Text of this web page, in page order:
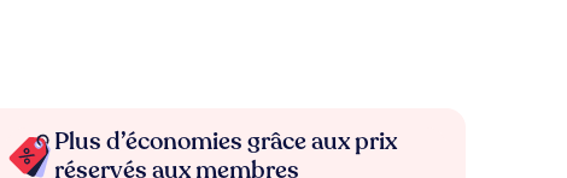
Plus d’économies grâce aux prix
réservés aux membres